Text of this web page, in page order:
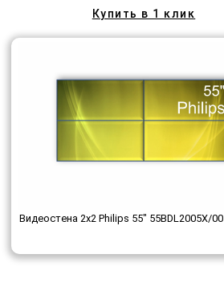
Купить в 1 клик
Видеостена 2x2 Philips 55" 55BDL2005X/00